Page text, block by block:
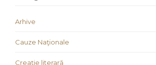
Arhive
Cauze Naţionale
Creaţie literară